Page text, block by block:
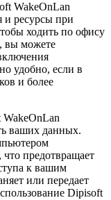
WakeOnLan
и ресурсы при
ходить по офису
вы можете
удобно, если в
и более
ваших данных.
предотвращает
к вашим
или передает
Dipisoft